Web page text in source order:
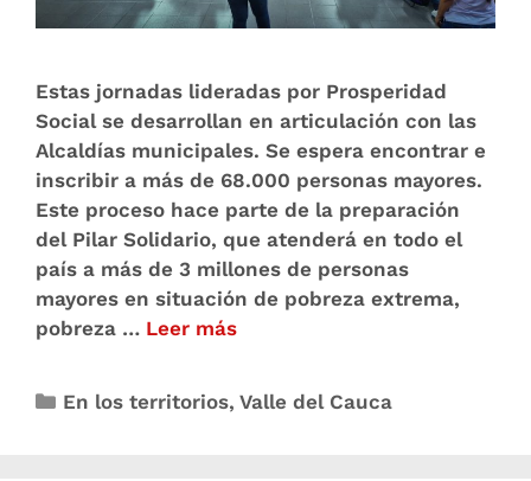
Estas jornadas lideradas por Prosperidad
Social se desarrollan en articulación con las
Alcaldías municipales. Se espera encontrar e
inscribir a más de 68.000 personas mayores.
Este proceso hace parte de la preparación
del Pilar Solidario, que atenderá en todo el
país a más de 3 millones de personas
mayores en situación de pobreza extrema,
pobreza … Leer más
En los territorios,Valle del Cauca